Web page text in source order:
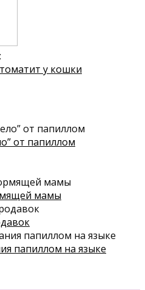
у кошки
от папиллом
мамы
папиллом на языке